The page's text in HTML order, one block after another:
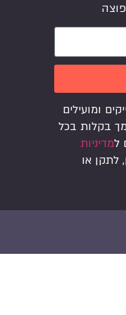
ומועילים
בקלות בכל
למדיניות
לתקן או